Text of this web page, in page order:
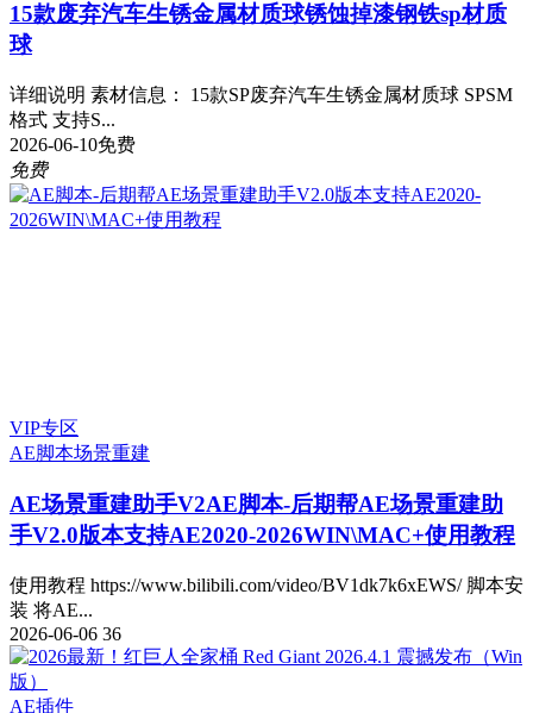
15款废弃汽车生锈金属材质球锈蚀掉漆钢铁sp材质
球
详细说明 素材信息： 15款SP废弃汽车生锈金属材质球 SPSM
格式 支持S...
2026-06-10免费
免费
VIP专区
AE脚本场景重建
AE场景重建助手V2AE脚本-后期帮AE场景重建助
手V2.0版本支持AE2020-2026WIN\MAC+使用教程
使用教程 https://www.bilibili.com/video/BV1dk7k6xEWS/ 脚本安
装 将AE...
2026-06-06 36
AE插件